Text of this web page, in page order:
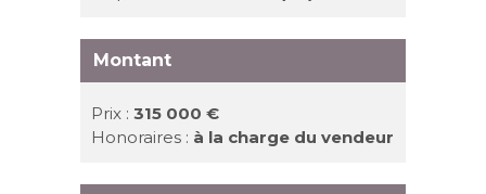
Montant
Prix :315 000 €
Honoraires : à la charge du vendeur